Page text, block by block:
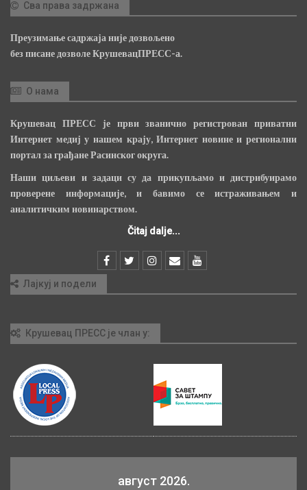
Сва права задржана
Преузимање садржаја није дозвољено
без писане дозволе КрушевацПРЕСС-а.
О нама
Крушевац ПРЕСС је први званично регистрован приватни
Интернет медиј у нашем крају, Интернет новине и регионални
портал за грађане Расинског округа.
Наши циљеви и задаци су да прикупљамо и дистрибуирамо
проверене информације, и бавимо се истраживањем и
аналитичким новинарством.
Čitaj dalje...
Лајкуј и подели
Крушевац ПРЕСС је члан у:
август 2026.